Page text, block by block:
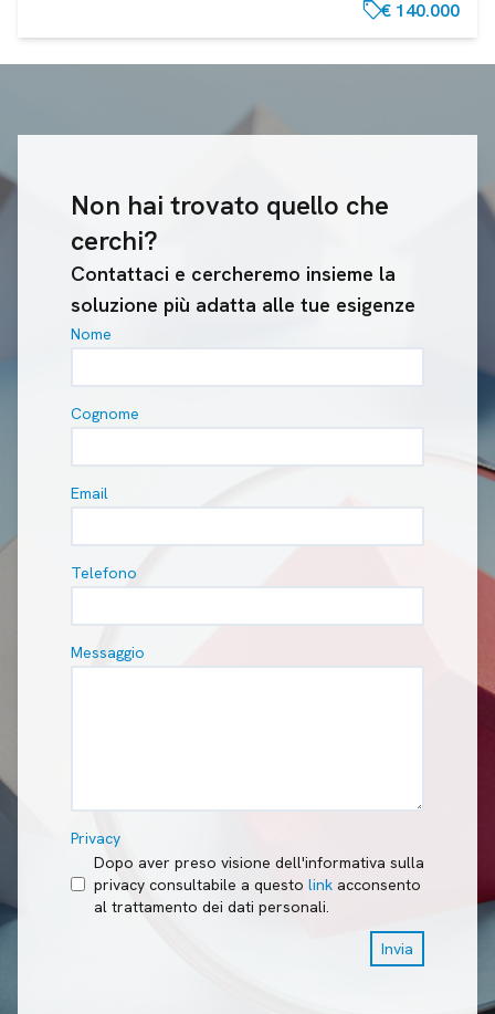
sell€ 140.000
Non hai trovato quello che
cerchi?
Contattaci e cercheremo insieme la
soluzione più adatta alle tue esigenze
Nome
Cognome
Email
Telefono
Messaggio
Privacy
Dopo aver preso visione dell'informativa sulla
privacy consultabile a questo link acconsento
al trattamento dei dati personali.
Invia